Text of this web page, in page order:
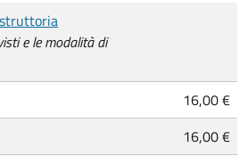
e le modalità di
16,00 €
16,00 €